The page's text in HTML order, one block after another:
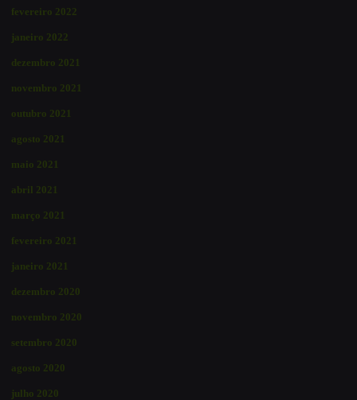
fevereiro 2022
janeiro 2022
dezembro 2021
novembro 2021
outubro 2021
agosto 2021
maio 2021
abril 2021
março 2021
fevereiro 2021
janeiro 2021
dezembro 2020
novembro 2020
setembro 2020
agosto 2020
julho 2020